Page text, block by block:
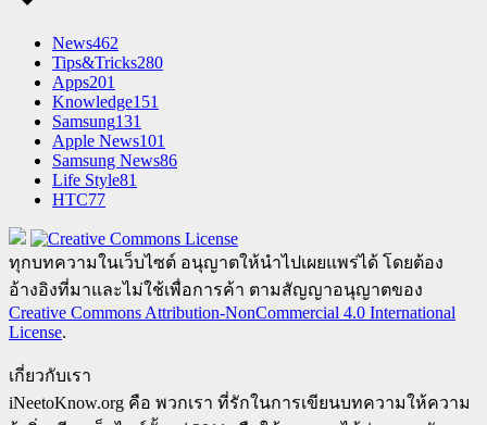
News462
Tips&Tricks280
Apps201
Knowledge151
Samsung131
Apple News101
Samsung News86
Life Style81
HTC77
ทุกบทความในเว็บไซต์ อนุญาตให้นำไปเผยแพร่ได้ โดยต้อง
อ้างอิงที่มาและไม่ใช้เพื่อการค้า ตามสัญญาอนุญาตของ
Creative Commons Attribution-NonCommercial 4.0 International
License.
เกี่ยวกับเรา
iNeetoKnow.org คือ พวกเรา ที่รักในการเขียนบทความให้ความ